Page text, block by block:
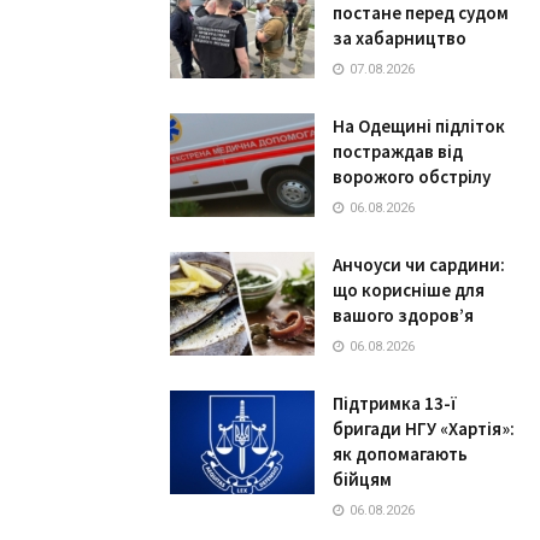
постане перед судом
за хабарництво
07.08.2026
На Одещині підліток
постраждав від
ворожого обстрілу
06.08.2026
Анчоуси чи сардини:
що корисніше для
вашого здоров’я
06.08.2026
Підтримка 13-ї
бригади НГУ «Хартія»:
як допомагають
бійцям
06.08.2026